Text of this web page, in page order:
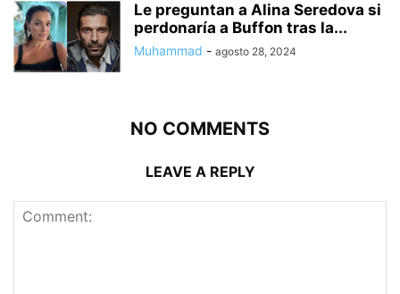
Le preguntan a Alina Seredova si
perdonaría a Buffon tras la...
Muhammad - agosto 28, 2024
NO COMMENTS
LEAVE A REPLY